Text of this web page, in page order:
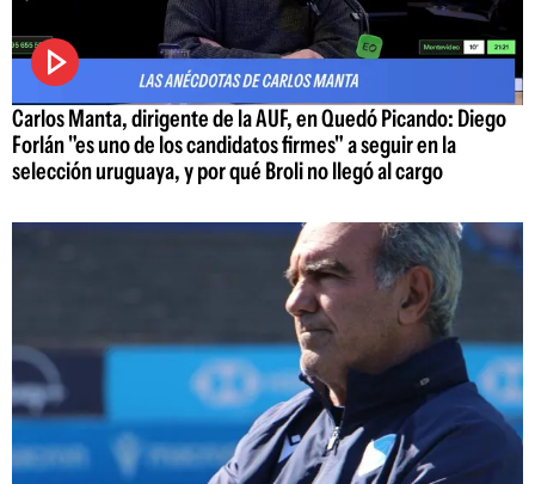
Carlos Manta, dirigente de la AUF, en Quedó Picando: Diego
Forlán "es uno de los candidatos firmes" a seguir en la
selección uruguaya, y por qué Broli no llegó al cargo